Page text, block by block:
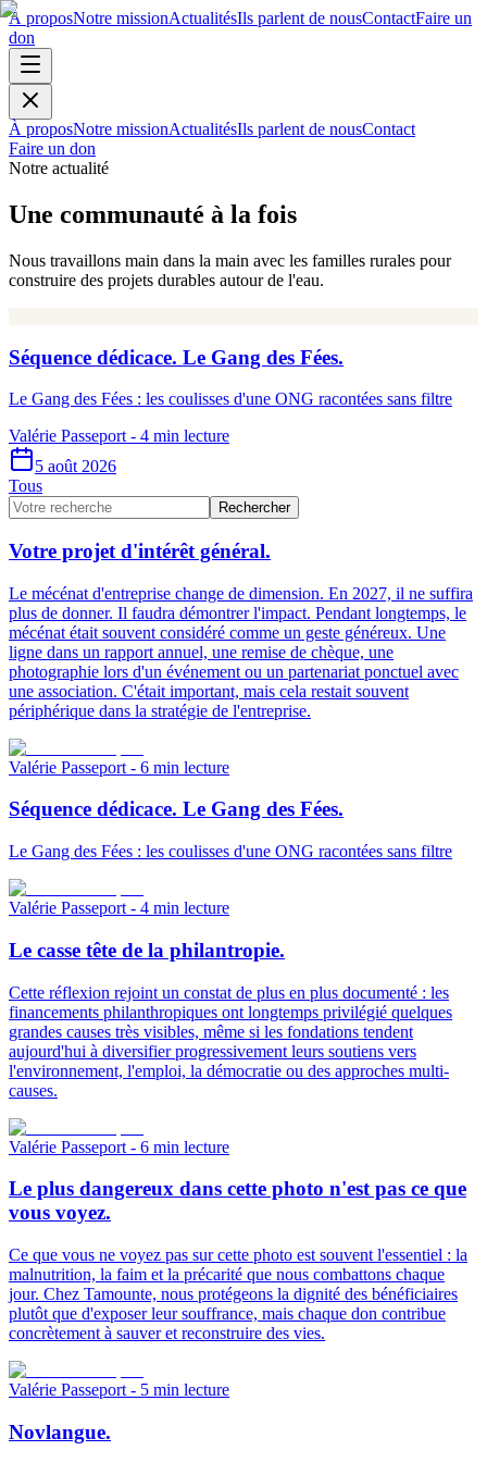
À proposNotre missionActualitésIls parlent de nousContactFaire un
don
À proposNotre missionActualitésIls parlent de nousContact
Faire un don
Notre actualité
Une communauté à la fois
Nous travaillons main dans la main avec les familles rurales pour
construire des projets durables autour de l'eau.
Séquence dédicace. Le Gang des Fées.
Le Gang des Fées : les coulisses d'une ONG racontées sans filtre
Valérie Passeport - 4 min lecture
5 août 2026
Tous
Rechercher
Votre projet d'intérêt général.
Le mécénat d'entreprise change de dimension. En 2027, il ne suffira
plus de donner. Il faudra démontrer l'impact. Pendant longtemps, le
mécénat était souvent considéré comme un geste généreux. Une
ligne dans un rapport annuel, une remise de chèque, une
photographie lors d'un événement ou un partenariat ponctuel avec
une association. C'était important, mais cela restait souvent
périphérique dans la stratégie de l'entreprise.
Valérie Passeport - 6 min lecture
Séquence dédicace. Le Gang des Fées.
Le Gang des Fées : les coulisses d'une ONG racontées sans filtre
Valérie Passeport - 4 min lecture
Le casse tête de la philantropie.
Cette réflexion rejoint un constat de plus en plus documenté : les
financements philanthropiques ont longtemps privilégié quelques
grandes causes très visibles, même si les fondations tendent
aujourd'hui à diversifier progressivement leurs soutiens vers
l'environnement, l'emploi, la démocratie ou des approches multi-
causes.
Valérie Passeport - 6 min lecture
Le plus dangereux dans cette photo n'est pas ce que
vous voyez.
Ce que vous ne voyez pas sur cette photo est souvent l'essentiel : la
malnutrition, la faim et la précarité que nous combattons chaque
jour. Chez Tamounte, nous protégeons la dignité des bénéficiaires
plutôt que d'exposer leur souffrance, mais chaque don contribue
concrètement à sauver et reconstruire des vies.
Valérie Passeport - 5 min lecture
Novlangue.